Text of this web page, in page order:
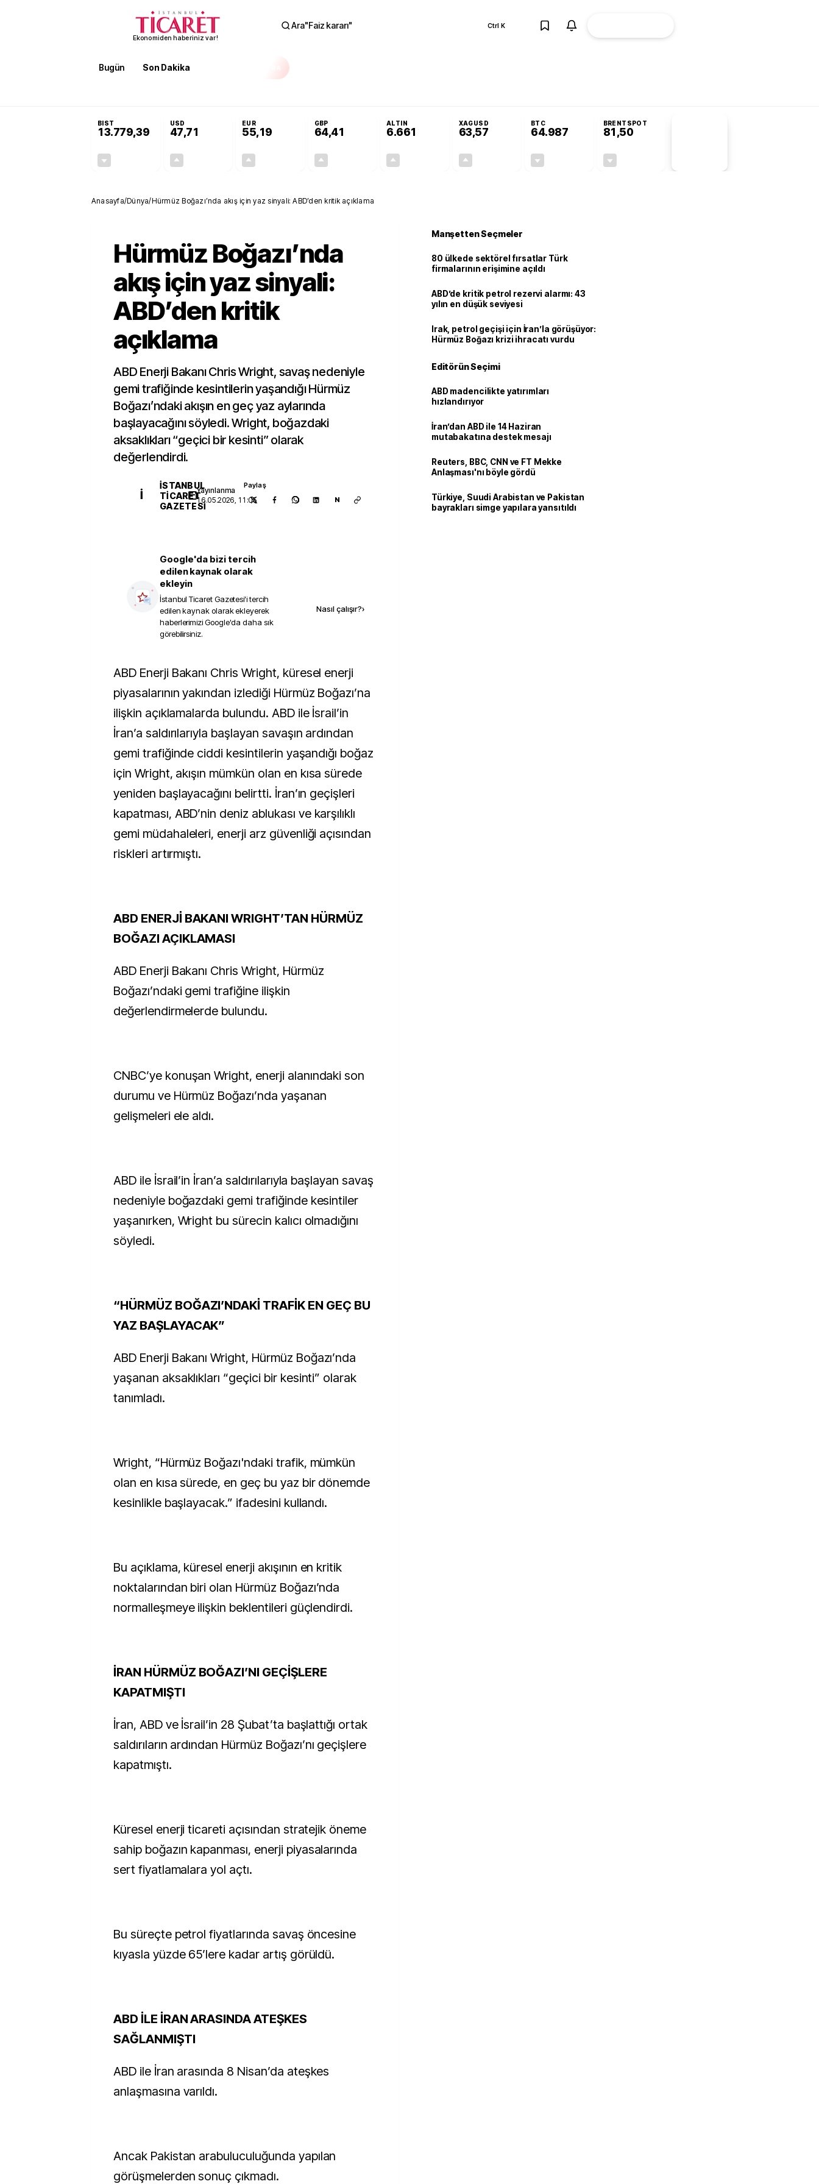
Ekonomiden haberiniz var!
Ara"Faiz kararı" Ctrl K
Bugün Son Dakika
BIST
13.779,39
USD
47,71
EUR
55,19
GBP
64,41
ALTIN
6.661
XAGUSD
63,57
BTC
64.987
BRENTSPOT
81,50
Anasayfa/Dünya/Hürmüz Boğazı’nda akış için yaz sinyali: ABD’den kritik açıklama
Hürmüz Boğazı’nda
akış için yaz sinyali:
ABD’den kritik
açıklama
ABD Enerji Bakanı Chris Wright, savaş nedeniyle
gemi trafiğinde kesintilerin yaşandığı Hürmüz
Boğazı’ndaki akışın en geç yaz aylarında
başlayacağını söyledi. Wright, boğazdaki
aksaklıkları “geçici bir kesinti” olarak
değerlendirdi.
İ
İSTANBUL
TICARET
GAZETESI
Yayınlanma
16.05.2026, 11:05
Paylaş
N
Google'da bizi tercih
edilen kaynak olarak
ekleyin
İstanbul Ticaret Gazetesi'i tercih
edilen kaynak olarak ekleyerek
haberlerimizi Google'da daha sık
görebilirsiniz.
Nasıl çalışır?›
ABD Enerji Bakanı Chris Wright, küresel enerji
piyasalarının yakından izlediği Hürmüz Boğazı’na
ilişkin açıklamalarda bulundu. ABD ile İsrail’in
İran’a saldırılarıyla başlayan savaşın ardından
gemi trafiğinde ciddi kesintilerin yaşandığı boğaz
için Wright, akışın mümkün olan en kısa sürede
yeniden başlayacağını belirtti. İran’ın geçişleri
kapatması, ABD’nin deniz ablukası ve karşılıklı
gemi müdahaleleri, enerji arz güvenliği açısından
riskleri artırmıştı.
ABD ENERJİ BAKANI WRIGHT’TAN HÜRMÜZ
BOĞAZI AÇIKLAMASI
ABD Enerji Bakanı Chris Wright, Hürmüz
Boğazı’ndaki gemi trafiğine ilişkin
değerlendirmelerde bulundu.
CNBC’ye konuşan Wright, enerji alanındaki son
durumu ve Hürmüz Boğazı’nda yaşanan
gelişmeleri ele aldı.
ABD ile İsrail’in İran’a saldırılarıyla başlayan savaş
nedeniyle boğazdaki gemi trafiğinde kesintiler
yaşanırken, Wright bu sürecin kalıcı olmadığını
söyledi.
“HÜRMÜZ BOĞAZI’NDAKİ TRAFİK EN GEÇ BU
YAZ BAŞLAYACAK”
ABD Enerji Bakanı Wright, Hürmüz Boğazı’nda
yaşanan aksaklıkları “geçici bir kesinti” olarak
tanımladı.
Wright, “Hürmüz Boğazı'ndaki trafik, mümkün
olan en kısa sürede, en geç bu yaz bir dönemde
kesinlikle başlayacak.” ifadesini kullandı.
Bu açıklama, küresel enerji akışının en kritik
noktalarından biri olan Hürmüz Boğazı’nda
normalleşmeye ilişkin beklentileri güçlendirdi.
İRAN HÜRMÜZ BOĞAZI’NI GEÇİŞLERE
KAPATMIŞTI
İran, ABD ve İsrail’in 28 Şubat’ta başlattığı ortak
saldırıların ardından Hürmüz Boğazı’nı geçişlere
kapatmıştı.
Küresel enerji ticareti açısından stratejik öneme
sahip boğazın kapanması, enerji piyasalarında
sert fiyatlamalara yol açtı.
Bu süreçte petrol fiyatlarında savaş öncesine
kıyasla yüzde 65’lere kadar artış görüldü.
ABD İLE İRAN ARASINDA ATEŞKES
SAĞLANMIŞTI
ABD ile İran arasında 8 Nisan’da ateşkes
anlaşmasına varıldı.
Ancak Pakistan arabuluculuğunda yapılan
görüşmelerden sonuç çıkmadı.
Manşetten Seçmeler
80 ülkede sektörel fırsatlar Türk
firmalarının erişimine açıldı
ABD’de kritik petrol rezervi alarmı: 43
yılın en düşük seviyesi
Irak, petrol geçişi için İran’la görüşüyor:
Hürmüz Boğazı krizi ihracatı vurdu
Editörün Seçimi
ABD madencilikte yatırımları
hızlandırıyor
İran’dan ABD ile 14 Haziran
mutabakatına destek mesajı
Reuters, BBC, CNN ve FT Mekke
Anlaşması'nı böyle gördü
Türkiye, Suudi Arabistan ve Pakistan
bayrakları simge yapılara yansıtıldı